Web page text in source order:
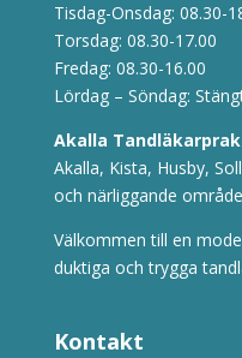
Tisdag-Onsdag: 08.30-
Torsdag: 08.30-17.00
Fredag: 08.30-16.00
Lördag – Söndag:
Akalla
Akalla, Kista, Husby,
och närliggande
Välkommen till en
duktiga och trygga
Kontakt